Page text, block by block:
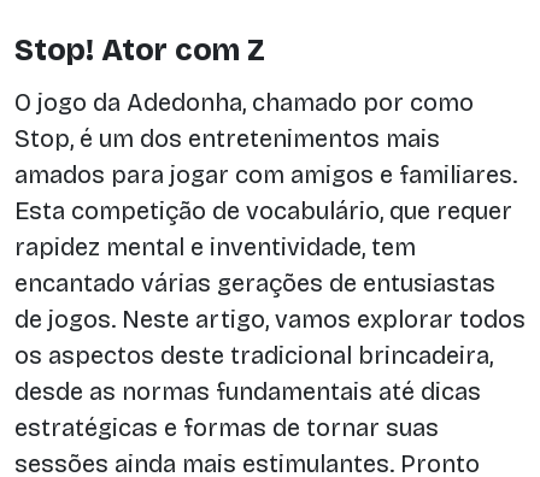
Stop! Ator com Z
O jogo da Adedonha, chamado por como
Stop, é um dos entretenimentos mais
amados para jogar com amigos e familiares.
Esta competição de vocabulário, que requer
rapidez mental e inventividade, tem
encantado várias gerações de entusiastas
de jogos. Neste artigo, vamos explorar todos
os aspectos deste tradicional brincadeira,
desde as normas fundamentais até dicas
estratégicas e formas de tornar suas
sessões ainda mais estimulantes. Pronto